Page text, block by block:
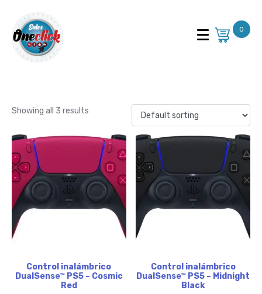
0
Showing all 3 results
Control inalámbrico
DualSense™ PS5 – Cosmic
Red
Control inalámbrico
DualSense™ PS5 – Midnight
Black